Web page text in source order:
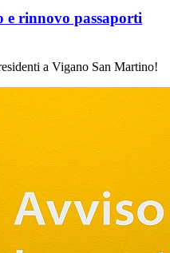
e rinnovo passaporti
a Vigano San Martino!